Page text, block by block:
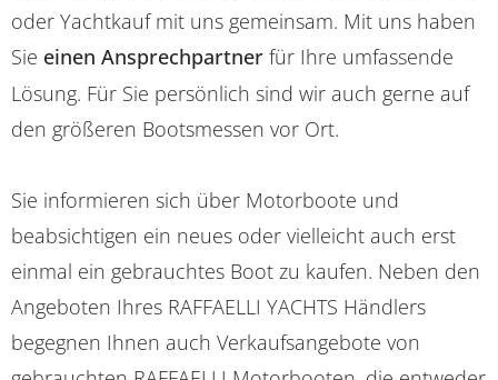
oder Yachtkauf mit uns gemeinsam. Mit uns haben
Sie einen Ansprechpartner für Ihre umfassende
Lösung. Für Sie persönlich sind wir auch gerne auf
den größeren Bootsmessen vor Ort.
Sie informieren sich über Motorboote und
beabsichtigen ein neues oder vielleicht auch erst
einmal ein gebrauchtes Boot zu kaufen. Neben den
Angeboten Ihres RAFFAELLI YACHTS Händlers
begegnen Ihnen auch Verkaufsangebote von